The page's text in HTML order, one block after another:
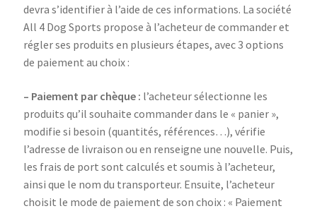
devra s’identifier à l’aide de ces informations. La société
All 4 Dog Sports propose à l’acheteur de commander et
régler ses produits en plusieurs étapes, avec 3 options
de paiement au choix :
– Paiement par chèque : l’acheteur sélectionne les
produits qu’il souhaite commander dans le « panier »,
modifie si besoin (quantités, références…), vérifie
l’adresse de livraison ou en renseigne une nouvelle. Puis,
les frais de port sont calculés et soumis à l’acheteur,
ainsi que le nom du transporteur. Ensuite, l’acheteur
choisit le mode de paiement de son choix : « Paiement